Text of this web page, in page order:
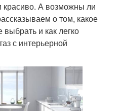
красиво. А возможны ли
о том, какое
и как легко
с интерьерной